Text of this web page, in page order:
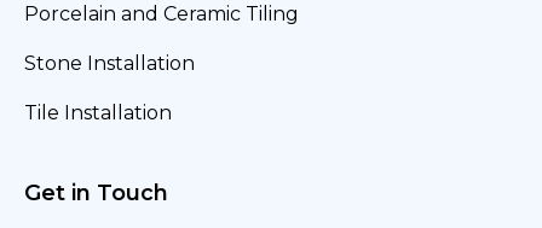
Porcelain and Ceramic Tiling
Stone Installation
Tile Installation
Get in Touch